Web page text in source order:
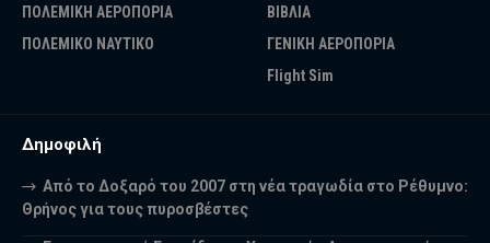
ΠΟΛΕΜΙΚΗ ΑΕΡΟΠΟΡΙΑ
ΠΟΛΕΜΙΚΟ ΝΑΥΤΙΚΟ
ΒΙΒΛΙΑ
ΓΕΝΙΚΗ ΑΕΡΟΠΟΡΙΑ
Flight Sim
Δημοφιλή
Από το Δοξαρό του 2007 στη νέα τραγωδία στο Ρέθυμνο:
Θρήνος για τους πυροσβέστες